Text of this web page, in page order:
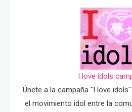
I love idols
Únete a la campaña "I love
el movimiento idol entre la